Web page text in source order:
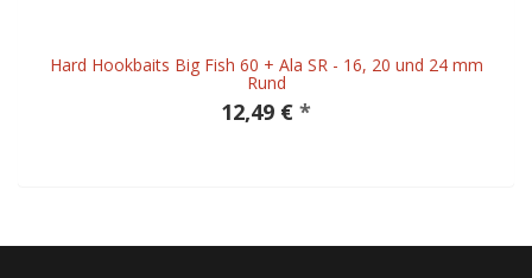
Hard Hookbaits Big Fish 60 + Ala SR - 16, 20 und 24 mm
Rund
12,49 € *